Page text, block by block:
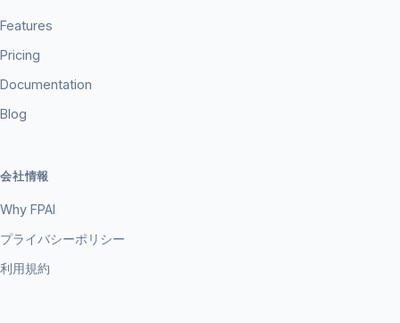
Features
Pricing
Documentation
Blog
会社情報
Why FPAI
プライバシーポリシー
利用規約